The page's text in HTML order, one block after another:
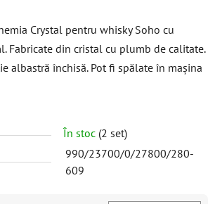
Crystal pentru whisky Soho cu
Fabricate din cristal cu plumb de calitate.
albastră închisă. Pot fi spălate în mașina
În stoc (2 set)
990/23700/0/27800/280-
609